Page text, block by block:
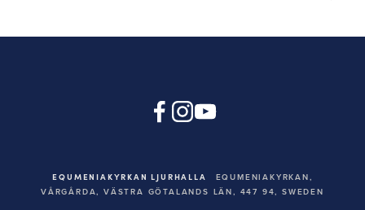
EQUMENIAKYRKAN LJURHALLA
EQUMENIAKYRKAN,
VÅRGÅRDA, VÄSTRA GÖTALANDS LÄN, 447 94, SWEDEN